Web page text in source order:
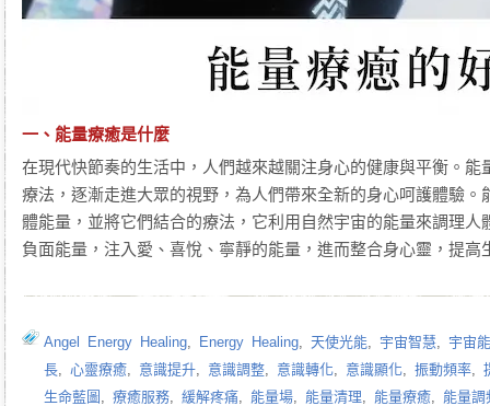
一、 能量療癒是什麼
在現代快節奏的生活中，人們越來越關注身心的健康與平衡。
療法，逐漸走進大眾的視野，為人們帶來全新的身心呵護體驗
體能量，並將它們結合的療法，它利用自然宇宙的能量來調理
負面能量，注入愛、喜悅、寧靜的能量，進而整合身心靈，提高
Angel Energy Healing, Energy Healing, 天使光能, 宇宙智慧, 宇宙
長, 心靈療癒, 意識提升, 意識調整, 意識轉化, 意識顯化, 振動頻率,
生命藍圖 , 療癒服務, 緩解疼痛, 能量場, 能量清理, 能量療癒, 能量調